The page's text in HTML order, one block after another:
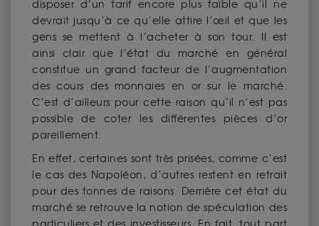
disposer d’un tarif encore plus faible qu’il ne
devrait jusqu’à ce qu’elle attire l’œil et que les
gens se mettent à l’acheter à son tour. Il est
ainsi clair que l’état du marché en général
constitue un grand facteur de l’augmentation
des cours des monnaies en or sur le marché.
C’est d’ailleurs pour cette raison qu’il n’est pas
possible de coter les différentes pièces d’or
pareillement.
En effet, certaines sont très prisées, comme c’est
le cas des Napoléon, d’autres restent en retrait
pour des tonnes de raisons. Derrière cet état du
marché se retrouve la notion de spéculation des